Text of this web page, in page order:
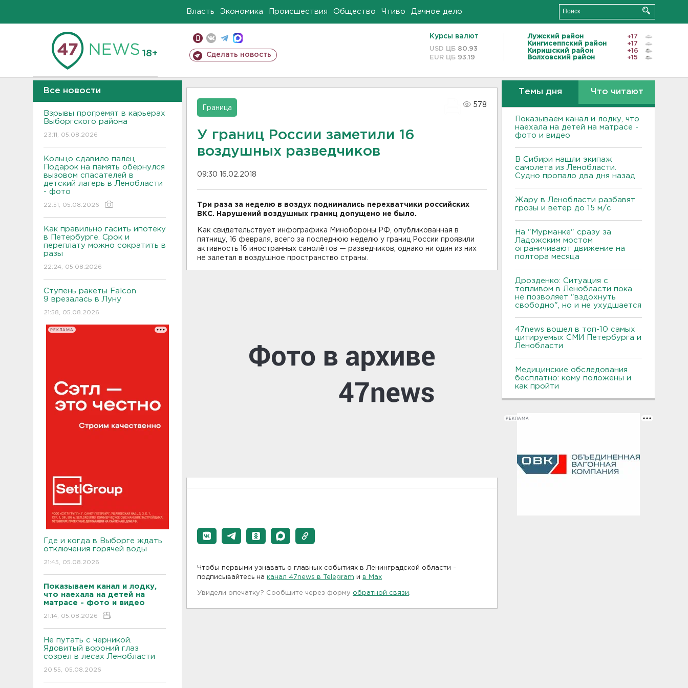
Власть Экономика Происшествия Общество Чтиво Дачное дело
18+ Сделать новость
Курсы валют
USD ЦБ 80.93
EUR ЦБ 93.19
Лужский район
+17
Кингисеппский район
+17
Киришский район
+16
Волховский район
+15
Все новости
Взрывы прогремят в карьерах
Выборгского района
23:11, 05.08.2026
Кольцо сдавило палец.
Подарок на память обернулся
вызовом спасателей в
детский лагерь в Ленобласти
- фото
22:51, 05.08.2026
Как правильно гасить ипотеку
в Петербурге. Срок и
переплату можно сократить в
разы
22:24, 05.08.2026
Ступень ракеты Falcon
9 врезалась в Луну
21:58, 05.08.2026
РЕКЛАМА
Где и когда в Выборге ждать
отключения горячей воды
21:45, 05.08.2026
Показываем канал и лодку,
что наехала на детей на
матрасе - фото и видео
21:14, 05.08.2026
Не путать с черникой.
Ядовитый вороний глаз
созрел в лесах Ленобласти
20:55, 05.08.2026
Граница
578
У границ России заметили 16
воздушных разведчиков
09:30 16.02.2018
Три раза за неделю в воздух поднимались перехватчики российских
ВКС. Нарушений воздушных границ допущено не было.
Как свидетельствует инфографика Минобороны РФ, опубликованная в
пятницу, 16 февраля, всего за последнюю неделю у границ России проявили
активность 16 иностранных самолётов — разведчиков, однако ни один из них
не залетал в воздушное пространство страны.
Чтобы первыми узнавать о главных событиях в Ленинградской области -
подписывайтесь на канал 47news в Telegram и в Maх
Увидели опечатку? Сообщите через форму обратной связи
Темы дня Что читают
Показываем канал и лодку, что
наехала на детей на матрасе -
фото и видео
В Сибири нашли экипаж
самолета из Ленобласти.
Судно пропало два дня назад
Жару в Ленобласти разбавят
грозы и ветер до 15 м/с
На "Мурманке" сразу за
Ладожским мостом
ограничивают движение на
полтора месяца
Дрозденко: Ситуация с
топливом в Ленобласти пока
не позволяет "вздохнуть
свободно", но и не ухудшается
47news вошел в топ-10 самых
цитируемых СМИ Петербурга и
Ленобласти
Медицинские обследования
бесплатно: кому положены и
как пройти
РЕКЛАМА